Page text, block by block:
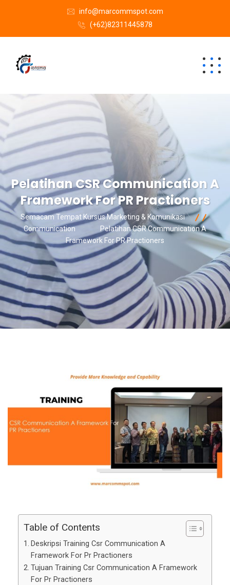
info@marcommspot.com
(+62)82311445878
Pelatihan CSR Communication A
Framework For PR Practioners
Semacam Tempat Kursus Marketing & Komunikasi
Communication
Pelatihan CSR Communication A
Framework For PR Practioners
Table of Contents
Deskripsi Training Csr Communication A
Framework For Pr Practioners
Tujuan Training Csr Communication A Framework
For Pr Practioners